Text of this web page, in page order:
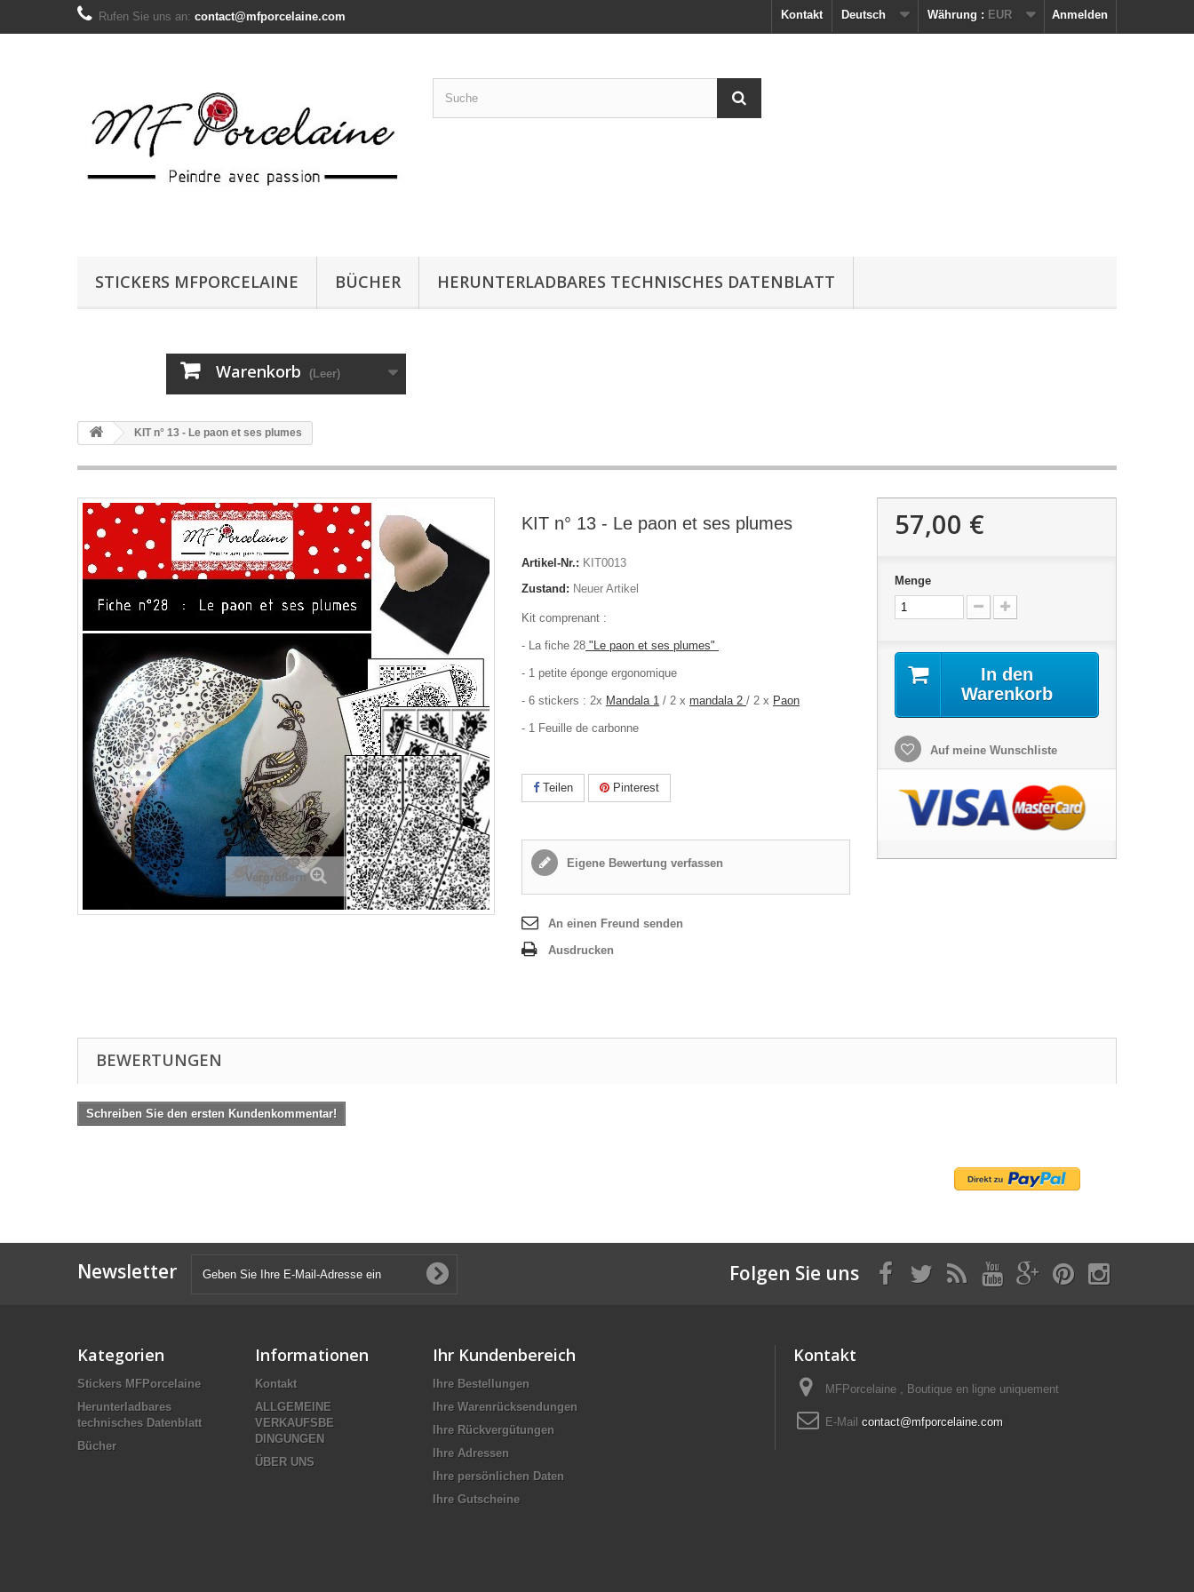
Anmelden
Währung : EUR
Deutsch
Kontakt
Rufen Sie uns an: contact@mfporcelaine.com
STICKERS MFPORCELAINE BÜCHER HERUNTERLADBARES TECHNISCHES DATENBLATT
Warenkorb (Leer)
KIT n° 13 - Le paon et ses plumes
Vergrößern
KIT n° 13 - Le paon et ses plumes
Artikel-Nr.: KIT0013
Zustand: Neuer Artikel
Kit comprenant :
- La fiche 28 "Le paon et ses plumes"
- 1 petite éponge ergonomique
- 6 stickers : 2x Mandala 1 / 2 x mandala 2 / 2 x Paon
- 1 Feuille de carbonne
Teilen Pinterest
Eigene Bewertung verfassen
An einen Freund senden
Ausdrucken
57,00 €
Menge
In den
Warenkorb
Auf meine Wunschliste
BEWERTUNGEN
Schreiben Sie den ersten Kundenkommentar!
Newsletter Folgen Sie uns
Kategorien
Stickers MFPorcelaine
Herunterladbares
technisches Datenblatt
Bücher
Informationen
Kontakt
ALLGEMEINE
VERKAUFSBE
DINGUNGEN
ÜBER UNS
Ihr Kundenbereich
Ihre Bestellungen
Ihre Warenrücksendungen
Ihre Rückvergütungen
Ihre Adressen
Ihre persönlichen Daten
Ihre Gutscheine
Kontakt
MFPorcelaine , Boutique en ligne uniquement
E-Mail contact@mfporcelaine.com